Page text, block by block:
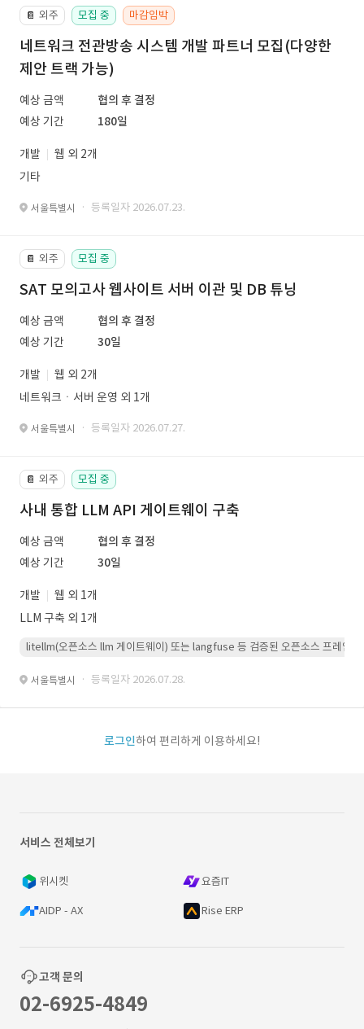
📔 외주 모집 중 마감임박
네트워크 전관방송 시스템 개발 파트너 모집(다양한
제안 트랙 가능)
예상 금액
협의 후 결정
예상 기간
180일
개발
웹 외 2개
기타
서울특별시 · 등록일자 2026.07.23.
📔 외주 모집 중
SAT 모의고사 웹사이트 서버 이관 및 DB 튜닝
예상 금액
협의 후 결정
예상 기간
30일
개발
웹 외 2개
네트워크ㆍ서버 운영 외 1개
서울특별시 · 등록일자 2026.07.27.
📔 외주 모집 중
사내 통합 LLM API 게이트웨이 구축
예상 금액
협의 후 결정
예상 기간
30일
개발
웹 외 1개
LLM 구축 외 1개
litellm(오픈소스 llm 게이트웨이) 또는 langfuse 등 검증된 오픈소스 프레임워
서울특별시 · 등록일자 2026.07.28.
로그인하여 편리하게 이용하세요!
서비스 전체보기
위시켓 요즘IT
AIDP - AX Rise ERP
고객 문의
02-6925-4849